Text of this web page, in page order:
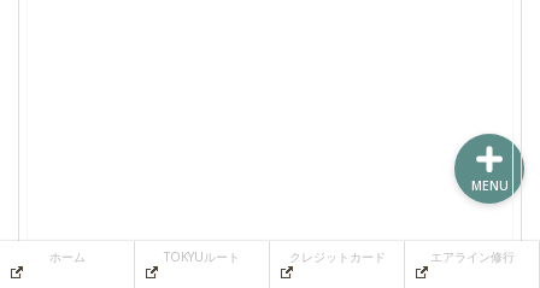
ホーム TOKYUルート クレジットカード エアライン修行
MENU